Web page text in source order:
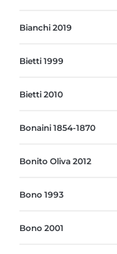
Bianchi 2019
Bietti 1999
Bietti 2010
Bonaini 1854-1870
Bonito Oliva 2012
Bono 1993
Bono 2001